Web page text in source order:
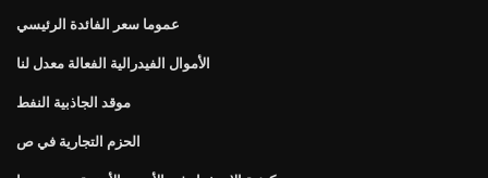
عموما سعر الفائدة الرئيسي
الأموال الفيدرالية الفعالة معدل لنا
موقد الجاذبية النفط
الحزم التجارية في ص